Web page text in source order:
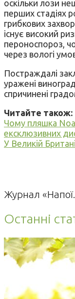
оскільки лози
перших стадіях
грибкових
існує високий
пероноспороз,
через вологі
Постраждалі
уражені
спричинені
Читайте також:
Чому пляшка
ексклюзивних
У Великій
Журнал «Напої.
Останні